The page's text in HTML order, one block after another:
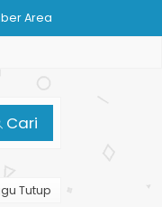
Area
Cari
Tutup